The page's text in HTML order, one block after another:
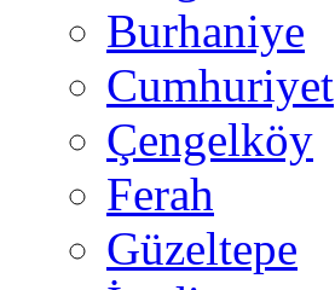
Burhaniye
Cumhuriyet
Çengelköy
Ferah
Güzeltepe